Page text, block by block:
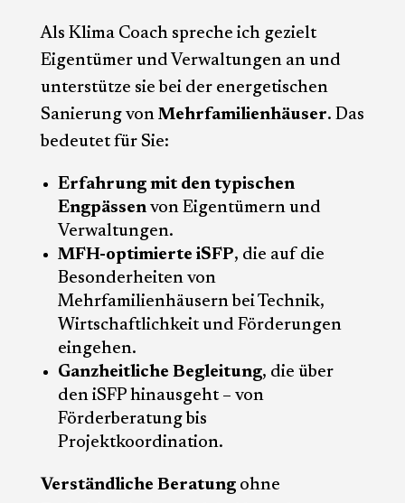
Als Klima Coach spreche ich gezielt
Eigentümer und Verwaltungen an und
unterstütze sie bei der energetischen
Sanierung von Mehrfamilienhäuser. Das
bedeutet für Sie:
Erfahrung mit den typischen
Engpässenvon Eigentümern und
Verwaltungen.
MFH-optimierte iSFP, die auf die
Besonderheiten von
Mehrfamilienhäusern bei Technik,
Wirtschaftlichkeit und Förderungen
eingehen.
Ganzheitliche Begleitung, die über
den iSFP hinausgeht – von
Förderberatung bis
Projektkoordination.
Verständliche Beratungohne